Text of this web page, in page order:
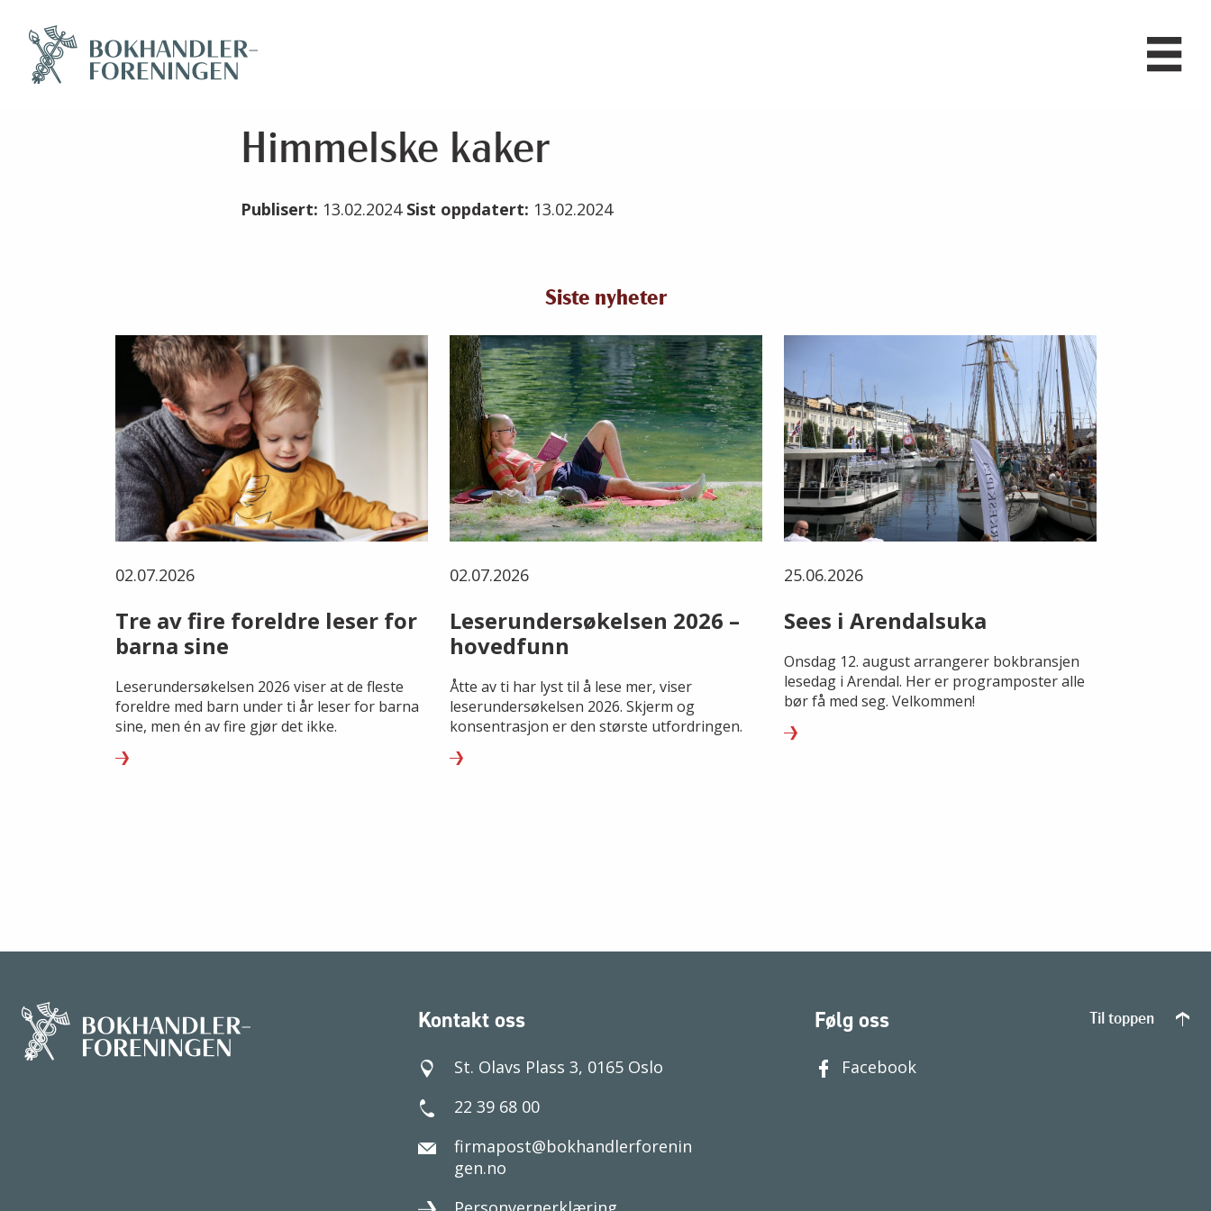
Himmelske kaker
Publisert: 13.02.2024 Sist oppdatert: 13.02.2024
Siste nyheter
02.07.2026
Tre av fire foreldre leser for
barna sine
Leserundersøkelsen 2026 viser at de fleste
foreldre med barn under ti år leser for barna
sine, men én av fire gjør det ikke.
02.07.2026
Leserundersøkelsen 2026 –
hovedfunn
Åtte av ti har lyst til å lese mer, viser
leserundersøkelsen 2026. Skjerm og
konsentrasjon er den største utfordringen.
25.06.2026
Sees i Arendalsuka
Onsdag 12. august arrangerer bokbransjen
lesedag i Arendal. Her er programposter alle
bør få med seg. Velkommen!
Kontakt oss
St. Olavs Plass 3, 0165 Oslo
22 39 68 00
firmapost@bokhandlerforenin
gen.no
Følg oss
Facebook
Til toppen